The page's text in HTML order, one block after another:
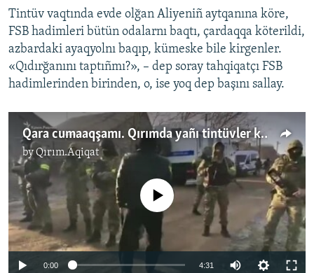
Tintüv vaqtında evde olğan Aliyeniñ aytqanına köre,
FSB hadimleri bütün odalarnı baqtı, çardaqqa köterildi,
azbardaki ayaqyolnı baqıp, kümeske bile kirgenler.
«Qıdırğanını taptıñmı?», – dep soray tahqiqatçı FSB
hadimlerinden birinden, o, ise yoq dep başını sallay.​
Qara cumaaqşamı. Qırımda yañı tintüvler keçirildi (video)
byQırım.Aqiqat
No media source currently available
0:00 4:31